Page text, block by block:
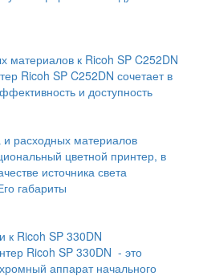
материалов к Ricoh SP C252DN
Ricoh SP C252DN сочетает в
и доступность
расходных материалов
цветной принтер, в
источника света
габариты
к Ricoh SP 330DN
Ricoh SP 330DN - это
аппарат начального